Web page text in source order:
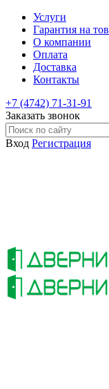
Услуги
Гарантия на
О компании
Оплата
Доставка
Контакты
+7 (4742) 71-31-91
Заказать звонок
Вход Регистрация